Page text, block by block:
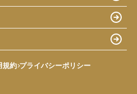
規約 プライバシーポリシー